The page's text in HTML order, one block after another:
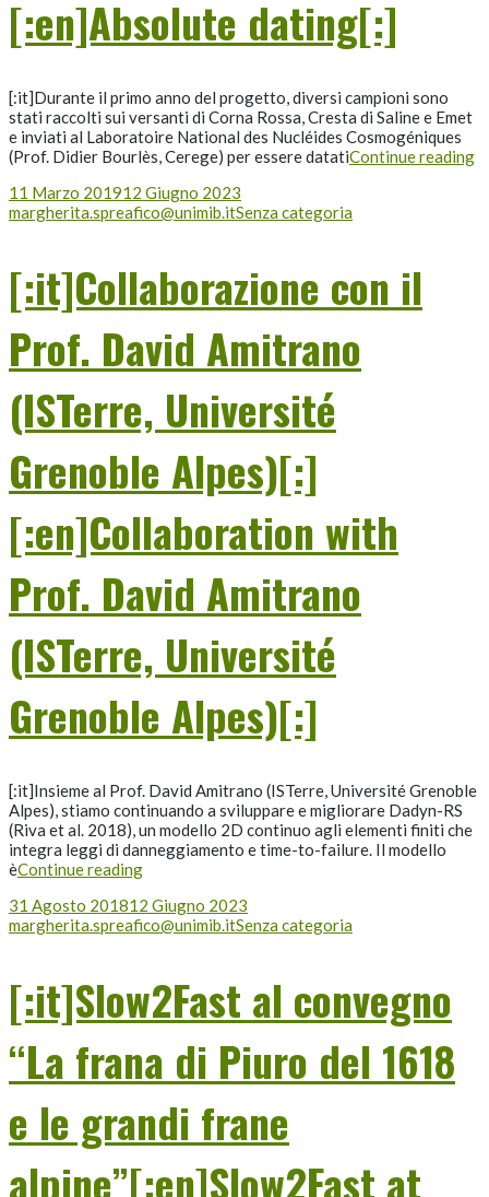
[:en]Absolute dating[:]
[:it]Durante il primo anno del progetto, diversi campioni sono
stati raccolti sui versanti di Corna Rossa, Cresta di Saline e Emet
e inviati al Laboratoire National des Nucléides Cosmogéniques
(Prof. Didier Bourlès, Cerege) per essere datatiContinue reading
11 Marzo 201912 Giugno 2023
margherita.spreafico@unimib.itSenza categoria
[:it]Collaborazione con il
Prof. David Amitrano
(ISTerre, Université
Grenoble Alpes)[:]
[:en]Collaboration with
Prof. David Amitrano
(ISTerre, Université
Grenoble Alpes)[:]
[:it]Insieme al Prof. David Amitrano (ISTerre, Université Grenoble
Alpes), stiamo continuando a sviluppare e migliorare Dadyn-RS
(Riva et al. 2018), un modello 2D continuo agli elementi finiti che
integra leggi di danneggiamento e time-to-failure. Il modello
èContinue reading
31 Agosto 201812 Giugno 2023
margherita.spreafico@unimib.itSenza categoria
[:it]Slow2Fast al convegno
“La frana di Piuro del 1618
e le grandi frane
alpine”[:en]Slow2Fast at